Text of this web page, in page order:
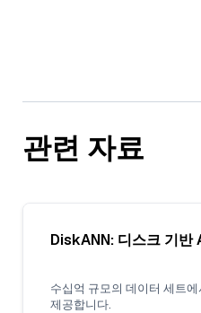
관련 자료
DiskANN: 디스크 기반
수십억 규모의 데이터 세트
제공합니다.